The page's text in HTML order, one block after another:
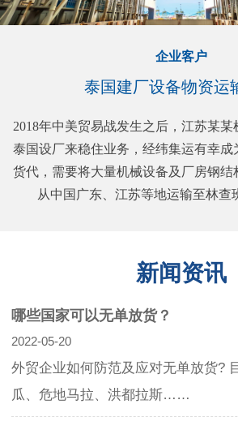
企业客户
泰国建厂设备物资运
2018年中美贸易战发生之后，江苏某
泰国设厂来稳住业务，经纬集运有幸成
货代，需要将大量机械设备及厂房钢结
从中国广东、江苏等地运输至林
新闻资讯
哪些国家可以无单放货？
2022-05-20
外贸企业如何防范及应对无单放货?
瓜、危地马拉、洪都拉斯……